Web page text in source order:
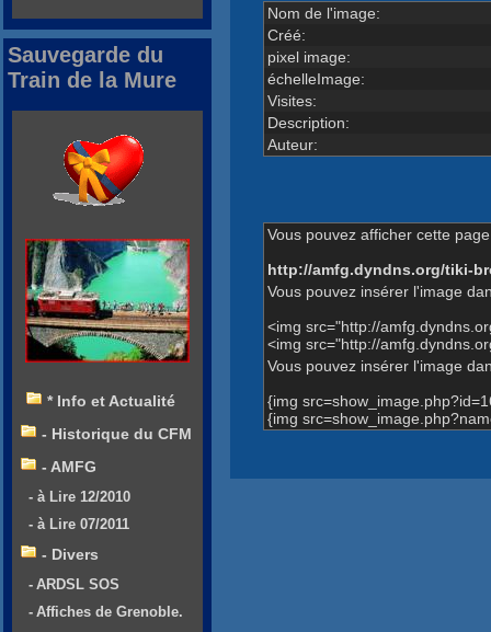
Nom de l'image:
Créé:
pixel image:
échelleImage:
Visites:
Description:
Auteur:
Vous pouvez afficher cette
http://amfg.dyndns.org/tiki-
Vous pouvez insérer l'image
<img src="http://
<img src="http://
Vous pouvez insérer l'image
{img
{img
Sauvegarde du
Train de la Mure
* Info et Actualité
- Historique du CFM
- AMFG
- à Lire 12/2010
- à Lire 07/2011
- Divers
- ARDSL SOS
- Affiches de Grenoble.